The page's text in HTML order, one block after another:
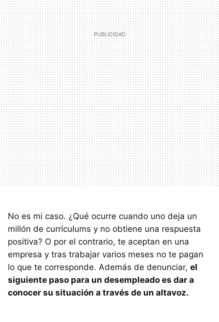
No es mi caso. ¿Qué ocurre cuando uno deja un
millón de currículums y no obtiene una respuesta
positiva? O por el contrario, te aceptan en una
empresa y tras trabajar varios meses no te pagan
lo que te corresponde. Además de denunciar, el
siguiente paso para un desempleado es dar a
conocer su situación a través de un altavoz.